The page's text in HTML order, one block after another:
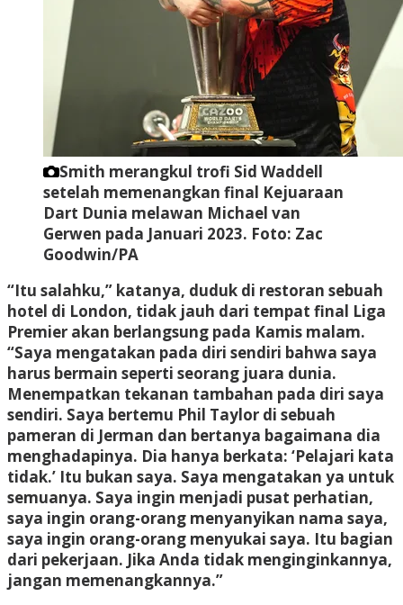
Smith merangkul trofi Sid Waddell
setelah memenangkan final Kejuaraan
Dart Dunia melawan Michael van
Gerwen pada Januari 2023. Foto: Zac
Goodwin/PA
“Itu salahku,” katanya, duduk di restoran sebuah
hotel di London, tidak jauh dari tempat final Liga
Premier akan berlangsung pada Kamis malam.
“Saya mengatakan pada diri sendiri bahwa saya
harus bermain seperti seorang juara dunia.
Menempatkan tekanan tambahan pada diri saya
sendiri. Saya bertemu Phil Taylor di sebuah
pameran di Jerman dan bertanya bagaimana dia
menghadapinya. Dia hanya berkata: ‘Pelajari kata
tidak.’ Itu bukan saya. Saya mengatakan ya untuk
semuanya. Saya ingin menjadi pusat perhatian,
saya ingin orang-orang menyanyikan nama saya,
saya ingin orang-orang menyukai saya. Itu bagian
dari pekerjaan. Jika Anda tidak menginginkannya,
jangan memenangkannya.”